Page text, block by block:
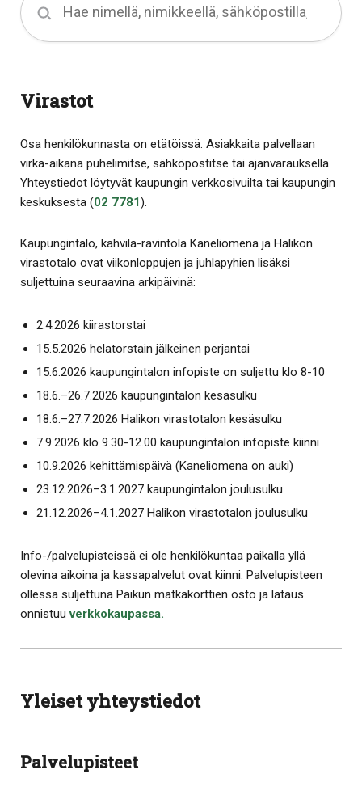
Virastot
Osa henkilökunnasta on etätöissä. Asiakkaita palvellaan
virka-aikana puhelimitse, sähköpostitse tai ajanvarauksella.
Yhteystiedot löytyvät kaupungin verkkosivuilta tai kaupungin
keskuksesta (02 7781).
Kaupungintalo, kahvila-ravintola Kaneliomena ja Halikon
virastotalo ovat viikonloppujen ja juhlapyhien lisäksi
suljettuina seuraavina arkipäivinä:
2.4.2026 kiirastorstai
15.5.2026 helatorstain jälkeinen perjantai
15.6.2026 kaupungintalon infopiste on suljettu klo 8-10
18.6.–26.7.2026 kaupungintalon kesäsulku
18.6.–27.7.2026 Halikon virastotalon kesäsulku
7.9.2026 klo 9.30-12.00 kaupungintalon infopiste kiinni
10.9.2026 kehittämispäivä (Kaneliomena on auki)
23.12.2026–3.1.2027 kaupungintalon joulusulku
21.12.2026–4.1.2027 Halikon virastotalon joulusulku
Info-/palvelupisteissä ei ole henkilökuntaa paikalla yllä
olevina aikoina ja kassapalvelut ovat kiinni. Palvelupisteen
ollessa suljettuna Paikun matkakorttien osto ja lataus
onnistuuverkkokaupassa.
Yleiset yhteystiedot
Palvelupisteet